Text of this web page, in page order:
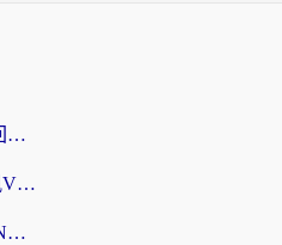
海外党必看：电脑免费VPN回国真的靠谱吗？附实测对比与最优方案指南
海外党必看：ChickCN和腾讯VPN好用吗？3招选对回国加速器，告别地区限制
海外党必看：如何选好用VPN实现国内资源无缝访问？从越南到全球都适用